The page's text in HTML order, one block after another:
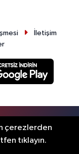
İletişim
çerezlerden
tıklayın.